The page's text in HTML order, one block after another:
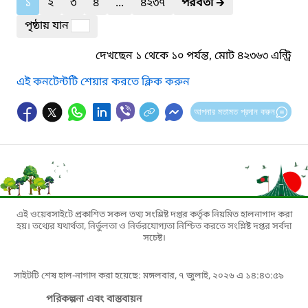
১ ২ ৩ ৪ ... ৪২৩৭ পরবর্তী🡲
পৃষ্ঠায় যান
দেখছেন ১ থেকে ১০ পর্যন্ত, মোট ৪২৩৬৩ এন্ট্রি
এই কনটেন্টটি শেয়ার করতে ক্লিক করুন
আপনার মতামত প্রদান করুন
এই ওয়েবসাইটে প্রকাশিত সকল তথ্য সংশ্লিষ্ট দপ্তর কর্তৃক নিয়মিত হালনাগাদ করা
হয়। তথ্যের যথার্থতা, নির্ভুলতা ও নির্ভরযোগ্যতা নিশ্চিত করতে সংশ্লিষ্ট দপ্তর সর্বদা
সচেষ্ট।
সাইটটি শেষ হাল-নাগাদ করা হয়েছে: মঙ্গলবার, ৭ জুলাই, ২০২৬ এ ১৪:৪৩:৫৯
পরিকল্পনা এবং বাস্তবায়ন